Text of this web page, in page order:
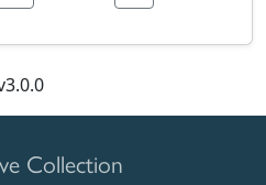
Collection